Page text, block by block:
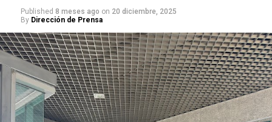
Published 8 meses ago on 20 diciembre, 2025
By Dirección de Prensa